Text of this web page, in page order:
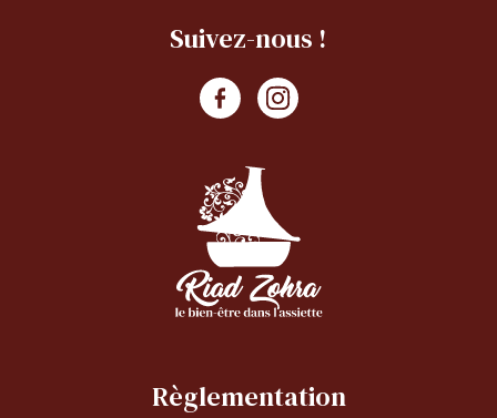
Suivez-nous !
Règlementation